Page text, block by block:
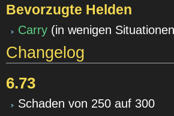
Bevorzugte Helden
Carry (in wenigen
Changelog
6.73
Schaden von 250 auf 300